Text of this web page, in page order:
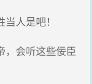
人是吧！
会听这些佞臣